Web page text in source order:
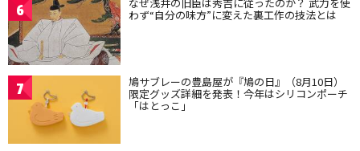
6 わず“自分の味方”に変えた裏工作の技法とは
7 鳩サブレーの豊島屋が『鳩の日』（8月10日）
限定グッズ詳細を発表！今年はシリコンポーチ
「はとっこ」